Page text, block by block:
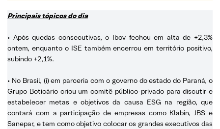
Principais tópicos do dia
• Após quedas consecutivas, o Ibov fechou em alta de +2,3%
ontem, enquanto o ISE também encerrou em território positivo,
subindo +2,1%.
• No Brasil, (i) em parceria com o governo do estado do Paraná, o
Grupo Boticário criou um comitê público-privado para discutir e
estabelecer metas e objetivos da causa ESG na região, que
contará com a participação de empresas como Klabin, JBS e
Sanepar, e tem como objetivo colocar os grandes executivos das